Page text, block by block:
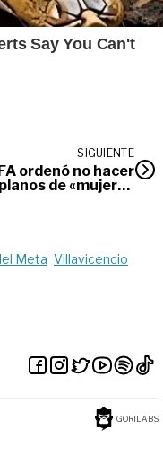
SIGUIENTE
ordenó no hacer
planos de «mujeres
Meta Villavicencio
GORILABS